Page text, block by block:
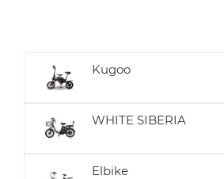
Kugoo
WHITE SIBERIA
Elbike